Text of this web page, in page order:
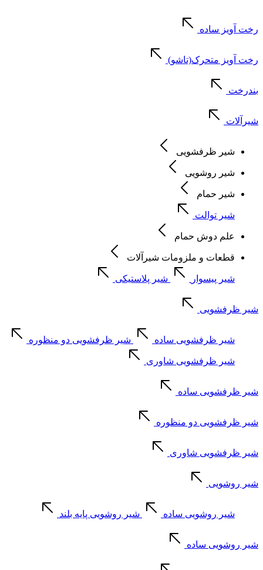
رخت آویز ساده
رخت آویز متحرک(تاشو)
بندرخت
شیرآلات
شیر ظرفشویی
شیر روشویی
شیر حمام
شیر توالت
علم دوش حمام
قطعات و ملزومات شیرآلات
شیر پیسوار شیر پلاستیکی
شیر ظرفشویی
شیر ظرفشویی ساده شیر ظرفشویی دو منظوره
شیر ظرفشویی شاوری
شیر ظرفشویی ساده
شیر ظرفشویی دو منظوره
شیر ظرفشویی شاوری
شیر روشویی
شیر روشویی ساده شیر روشویی پایه بلند
شیر روشویی ساده